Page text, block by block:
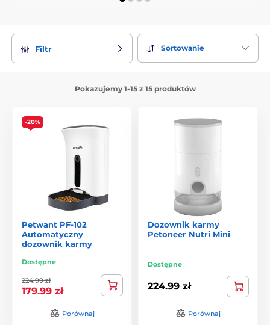
Filtr Sortowanie
Pokazujemy 1-15 z 15 produktów
-20%
Petwant PF-102
Automatyczny
dozownik karmy
Dostępne
224.99 zł
179.99 zł
Porównaj
Dozownik karmy
Petoneer Nutri Mini
Dostępne
224.99 zł
Porównaj